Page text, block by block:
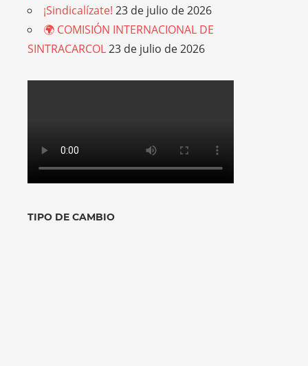
¡Sindicalízate! 23 de julio de 2026
🌍 COMISIÓN INTERNACIONAL DE
SINTRACARCOL23 de julio de 2026
TIPO DE CAMBIO